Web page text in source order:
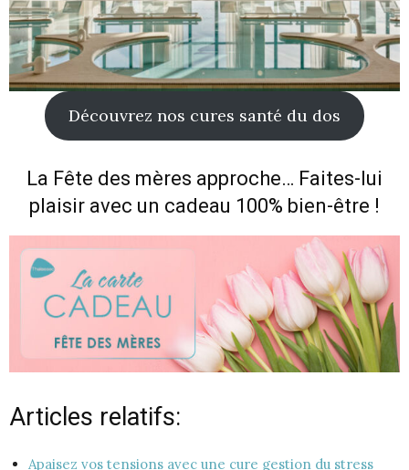
Découvrez nos cures santé du dos
La Fête des mères approche… Faites-lui
plaisir avec un cadeau 100% bien-être !
Articles relatifs:
Apaisez vos tensions avec une cure gestion du stress